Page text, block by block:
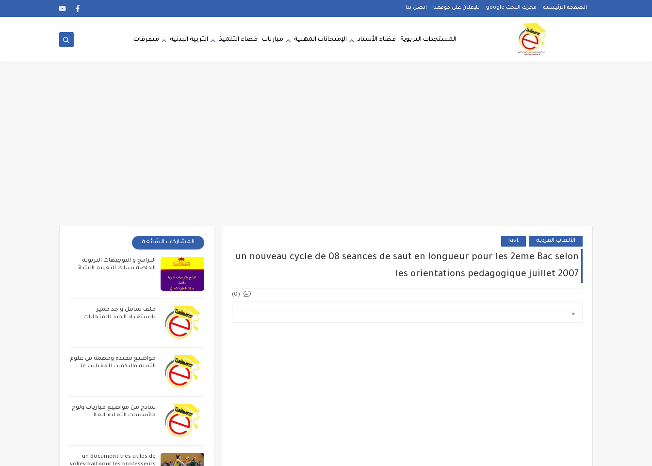
الصفحة الرئيسية محرك البحث google للإعلان على موقعنا اتصل بنا
المستجدات التربوية فضاء الأستاد الإمتحانات المهنية مباريات فضاء التلميذ التربية البدنية متفرقات
الألعاب الفردية last
un nouveau cycle de 08 seances de saut en longueur pour les 2eme Bac selon
les orientations pedagogique juillet 2007
(0)
المشاركات الشائعة
البرامج و التوجيهات التربوية
الخاصة بسلك التعليم الابتدائي
ملف شامل و جد مميز
للاستعداد الجيد للامتحانات
مواضيع مفيدة ومهمة في علوم
التربية والتكوين للمقبلين على
نماذج من مواضيع مباريات ولوج
مؤسسات التعليم العالي
un document tres utiles de